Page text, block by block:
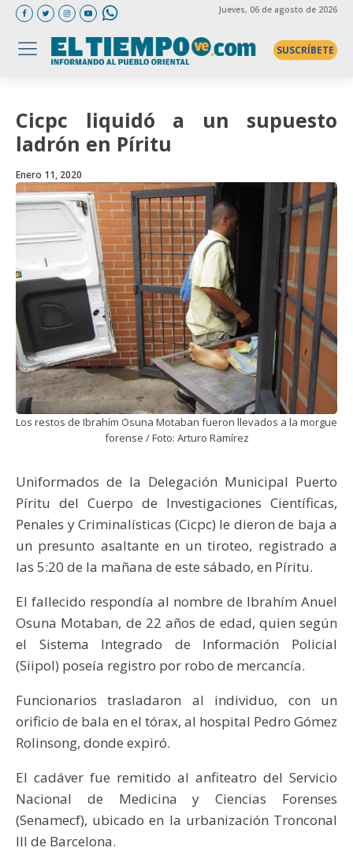
Jueves, 06 de agosto de 2026
SUSCRÍBETE
Cicpc liquidó a un supuesto
ladrón en Píritu
Enero 11, 2020
Los restos de Ibrahím Osuna Motaban fueron llevados a la morgue
forense / Foto: Arturo Ramírez
Uniformados de la Delegación Municipal Puerto
Píritu del Cuerpo de Investigaciones Científicas,
Penales y Criminalísticas (Cicpc) le dieron de baja a
un presunto asaltante en un tiroteo, registrado a
las 5:20 de la mañana de este sábado, en Píritu.
El fallecido respondía al nombre de Ibrahím Anuel
Osuna Motaban, de 22 años de edad, quien según
el Sistema Integrado de Información Policial
(Siipol) poseía registro por robo de mercancía.
Funcionarios trasladaron al individuo, con un
orificio de bala en el tórax, al hospital Pedro Gómez
Rolinsong, donde expiró.
El cadáver fue remitido al anfiteatro del Servicio
Nacional de Medicina y Ciencias Forenses
(Senamecf), ubicado en la urbanización Tronconal
III de Barcelona.